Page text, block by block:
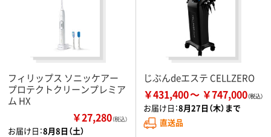
フィリップス ソニッケアー
プロテクトクリーンプレミア
ム HX
￥27,280（税込）
お届け日：8月8日（土）
じぶんdeエステ CELLZERO
￥431,400 ￥747,000
お届け日：8月27日（木）まで
直送品